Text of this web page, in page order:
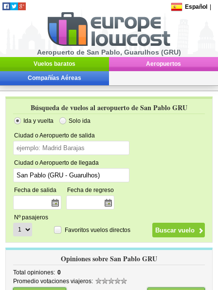
Español
Aeropuerto de San Pablo, Guarulhos (GRU)
Vuelos baratos Aeropuertos
Compañías Aéreas
Búsqueda de vuelos al aeropuerto de San Pablo GRU
Ida y vuelta Solo ida
Ciudad o Aeropuerto de salida
Ciudad o Aeropuerto de llegada
Fecha de salida Fecha de regreso
Nº pasajeros
Favoritos vuelos directos
Opiniones sobre San Pablo GRU
Total opiniones: 0
Promedio votaciones viajeros: